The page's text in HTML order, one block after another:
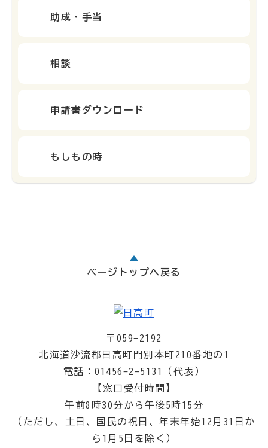
助成・手当
相談
申請書ダウンロード
もしもの時
ページトップへ戻る
〒059-2192
北海道沙流郡日高町門別本町210番地の1
電話：01456-2-5131（代表）
【窓口受付時間】
午前8時30分から午後5時15分
（ただし、土日、国民の祝日、年末年始12月31日か
ら1月5日を除く）